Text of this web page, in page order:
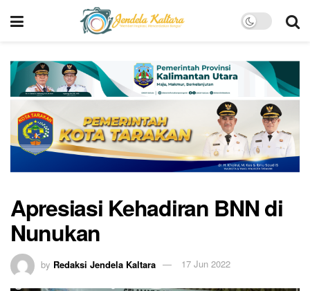
Apresiasi Kehadiran BNN di
Nunukan
by Redaksi Jendela Kaltara 17 Jun 2022